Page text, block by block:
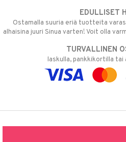
EDULLISET
Ostamalla suuria eriä tuotteita
alhaisina juuri Sinua varten! Voit olla
TURVALLINEN
laskulla, pankkikortilla